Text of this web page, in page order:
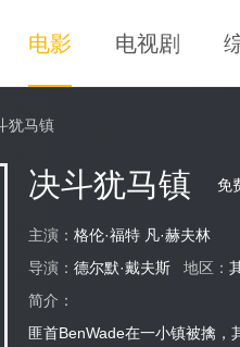
电影 电视剧
犹马镇
决斗犹马镇 免
主演： 格伦·福特 凡·赫夫林
导演： 德尔默·戴夫斯 地区：
简介：
匪首BenWade在一小镇被擒